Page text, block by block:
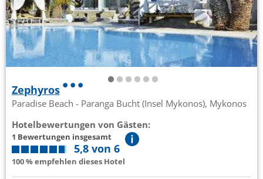
Zephyros
Paradise Beach - Paranga Bucht (Insel Mykonos), Mykonos
Hotelbewertungen von Gästen:
1 Bewertungen insgesamt
5,8 von 6
100 % empfehlen dieses Hotel